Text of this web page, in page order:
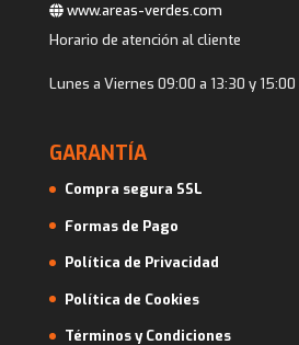
www.areas-verdes.com
Horario de atención al cliente
Lunes a Viernes 09:00 a 13:30 y 15:00
GARANTÍA
Compra segura SSL
Formas de Pago
Política de Privacidad
Política de Cookies
Términos y Condiciones